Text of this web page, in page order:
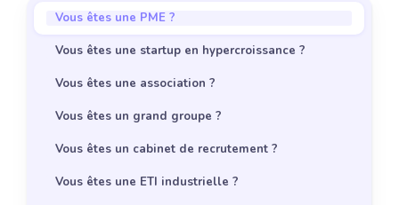
Vous êtes une PME ?
Vous êtes une startup en hypercroissance ?
Vous êtes une association ?
Vous êtes un grand groupe ?
Vous êtes un cabinet de recrutement ?
Vous êtes une ETI industrielle ?